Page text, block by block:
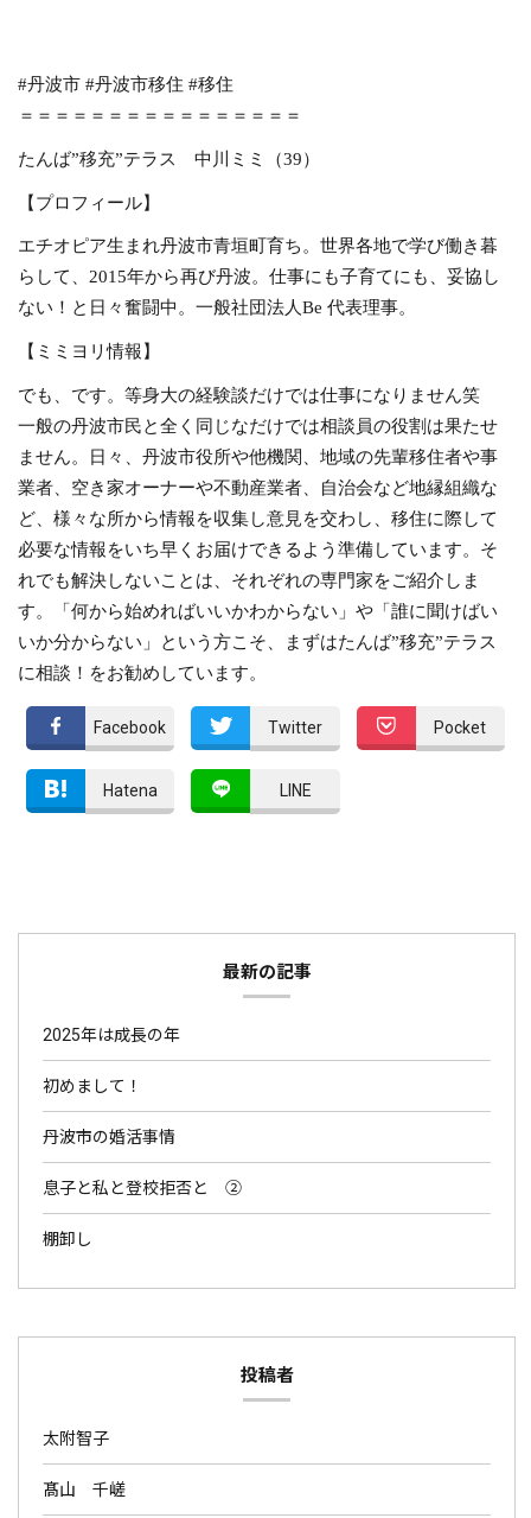
#丹波市 #丹波市移住 #移住
＝＝＝＝＝＝＝＝＝＝＝＝＝＝＝＝
たんば”移充”テラス 中川ミミ（39）
【プロフィール】
エチオピア生まれ丹波市青垣町育ち。世界各地で学び働き暮
らして、2015年から再び丹波。仕事にも子育てにも、妥協し
ない！と日々奮闘中。一般社団法人Be 代表理事。
【ミミヨリ情報】
でも、です。等身大の経験談だけでは仕事になりません笑
一般の丹波市民と全く同じなだけでは相談員の役割は果たせ
ません。日々、丹波市役所や他機関、地域の先輩移住者や事
業者、空き家オーナーや不動産業者、自治会など地縁組織な
ど、様々な所から情報を収集し意見を交わし、移住に際して
必要な情報をいち早くお届けできるよう準備しています。そ
れでも解決しないことは、それぞれの専門家をご紹介しま
す。「何から始めればいいかわからない」や「誰に聞けばい
いか分からない」という方こそ、まずはたんば”移充”テラス
に相談！をお勧めしています。
Facebook Twitter Pocket
Hatena LINE
最新の記事
2025年は成長の年
初めまして！
丹波市の婚活事情
息子と私と登校拒否と ②
棚卸し
投稿者
太附智子
髙山 千嵯